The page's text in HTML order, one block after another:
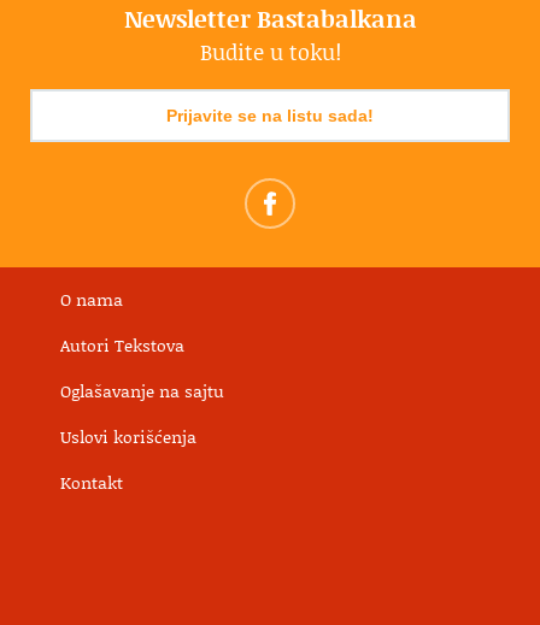
Newsletter Bastabalkana
Budite u toku!
Prijavite se na listu sada!
O nama
Autori Tekstova
Oglašavanje na sajtu
Uslovi korišćenja
Kontakt